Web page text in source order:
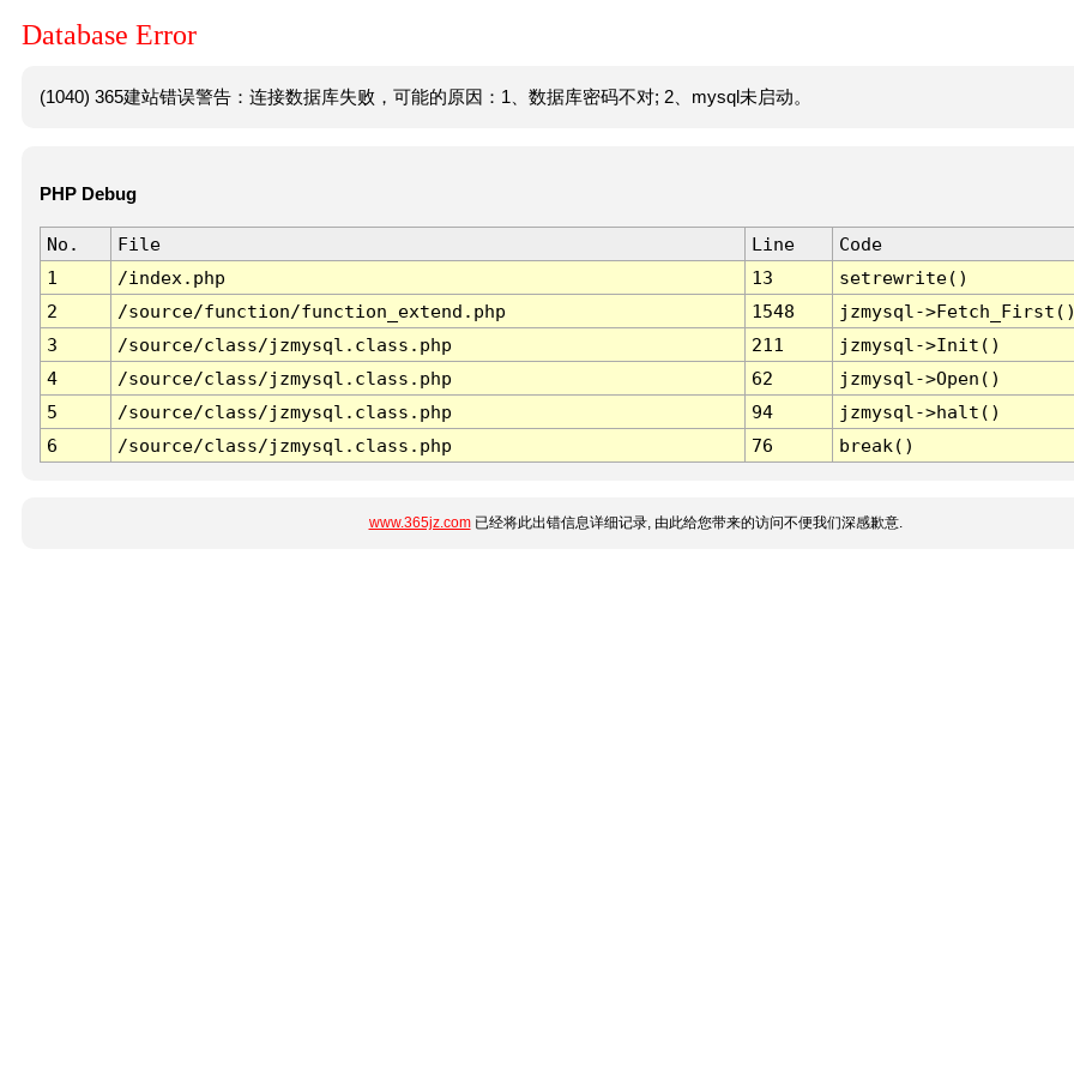
Database Error
(1040) 365建站错误警告：连接数据库失败，可能的原因：1、数据库密码不对; 2、mysql未启动。
PHP Debug
No. File Line
Code
1
/index.php 13
setrewrite()
2
/source/function/function_extend.php 1548
jzmysql-
3
/source/class/jzmysql.class.php 211
jzmysql->Init()
4
/source/class/jzmysql.class.php 62
jzmysql->Open()
5
/source/class/jzmysql.class.php 94
jzmysql->halt()
6
/source/class/jzmysql.class.php 76 break()
www.365jz.com已经将此出错信息详细记录, 由此给您带来的访问不便我们深感歉意.